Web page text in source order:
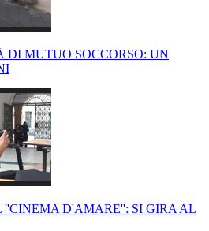
DI MUTUO SOCCORSO: UN
''CINEMA D'AMARE'': SI GIRA AL